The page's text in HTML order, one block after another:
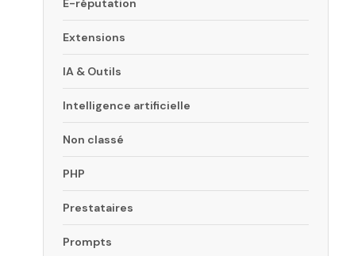
E-réputation
Extensions
IA & Outils
Intelligence artificielle
Non classé
PHP
Prestataires
Prompts